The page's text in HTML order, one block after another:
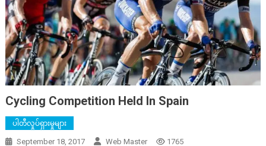
Cycling Competition Held In Spain
ပါတီလှုပ်ရှားမှုများ
September 18, 2017 Web Master 1765